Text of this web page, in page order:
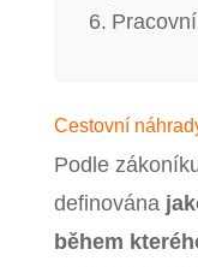
Cestovní
Podle
definována
během